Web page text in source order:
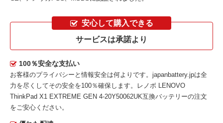
安心して購入できる
サービスは承諾より
100％安全な支払い
お客様のプライバシーと情報安全は何よりです。japanbattery.jpは全
力を尽くしてその安全を100％確保します。
レノボ LENOVO
ThinkPad X1 EXTREME GEN 4-20Y50062UK互換バッテリーの注文
をご安心ください。